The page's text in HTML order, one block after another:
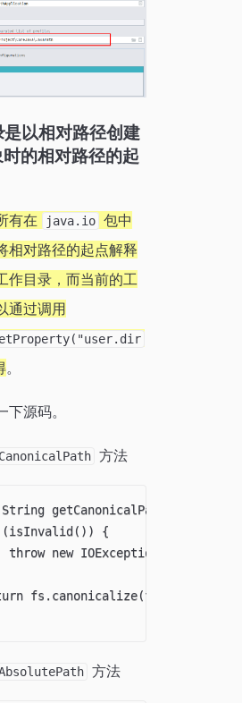
是以相对路径创建
的相对路径的起
有在 java.io 包中
相对路径的起点解释
作目录，而当前的工
通过调用
。
源码。
方法
getCanonicalPath() throws
{
throw new IOException("Invalid
方法